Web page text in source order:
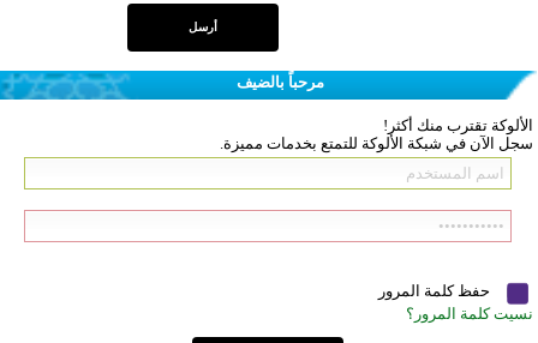
مرحباً بالضيف
الألوكة تقترب منك أكثر!
سجل الآن في شبكة الألوكة للتمتع بخدمات مميزة.
حفظ كلمة المرور
نسيت كلمة المرور؟